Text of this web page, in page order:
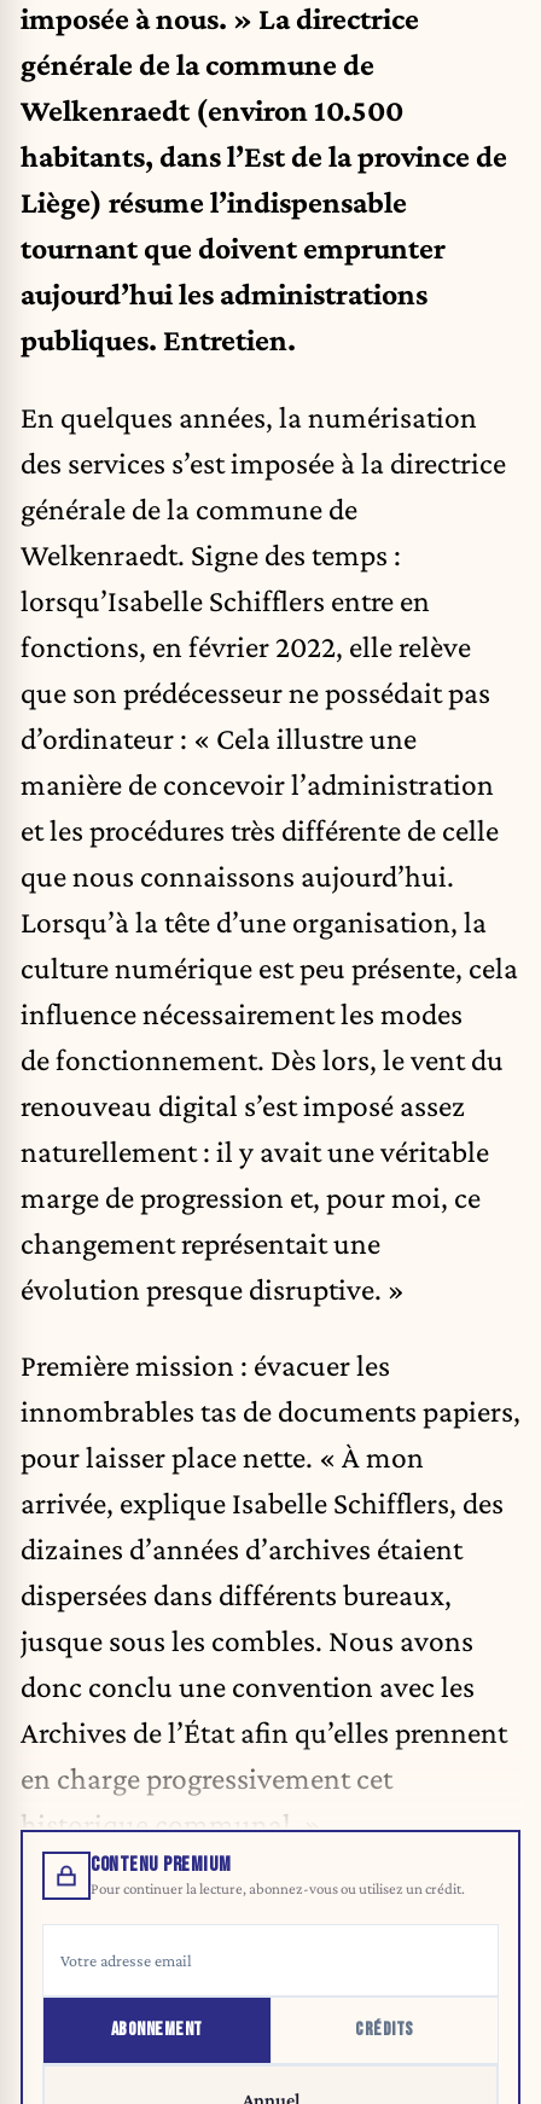
imposée à nous. » La directrice
générale de la commune de
Welkenraedt (environ 10.500
habitants, dans l’Est de la province de
Liège) résume l’indispensable
tournant que doivent emprunter
aujourd’hui les administrations
publiques. Entretien.
En quelques années, la numérisation
des services s’est imposée à la directrice
générale de la commune de
Welkenraedt. Signe des temps :
lorsqu’Isabelle Schifflers entre en
fonctions, en février 2022, elle relève
que son prédécesseur ne possédait pas
d’ordinateur : « Cela illustre une
manière de concevoir l’administration
et les procédures très différente de celle
que nous connaissons aujourd’hui.
Lorsqu’à la tête d’une organisation, la
culture numérique est peu présente, cela
influence nécessairement les modes
de fonctionnement. Dès lors, le vent du
renouveau digital s’est imposé assez
naturellement : il y avait une véritable
marge de progression et, pour moi, ce
changement représentait une
évolution presque disruptive. »
Première mission : évacuer les
innombrables tas de documents papiers,
pour laisser place nette. « À mon
arrivée, explique Isabelle Schifflers, des
dizaines d’années d’archives étaient
dispersées dans différents bureaux,
jusque sous les combles. Nous avons
donc conclu une convention avec les
Archives de l’État afin qu’elles prennent
en charge progressivement cet
historique communal. »
CONTENU PREMIUM
Pour continuer la lecture, abonnez-vous ou utilisez un crédit.
ABONNEMENT CRÉDITS
Annuel